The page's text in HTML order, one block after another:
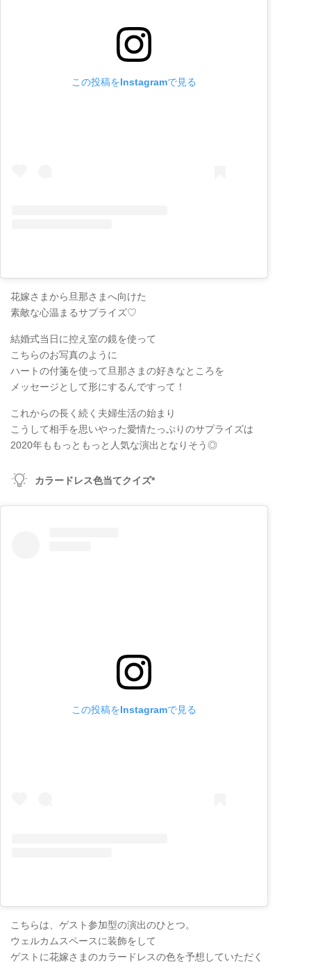
この投稿をInstagramで見る
花嫁さまから旦那さまへ向けた
素敵な心温まるサプライズ♡
結婚式当日に控え室の鏡を使って
こちらのお写真のように
ハートの付箋を使って旦那さまの好きなところを
メッセージとして形にするんですって！
これからの長く続く夫婦生活の始まり
こうして相手を思いやった愛情たっぷりのサプライズは
2020年ももっともっと人気な演出となりそう◎
カラードレス色当てクイズ*
この投稿をInstagramで見る
こちらは、ゲスト参加型の演出のひとつ。
ウェルカムスペースに装飾をして
ゲストに花嫁さまのカラードレスの色を予想していただく